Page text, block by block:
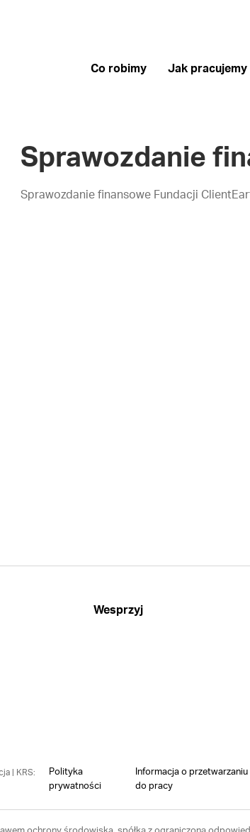
Co robimy Jak pracujemy
Sprawozdanie
Sprawozdanie finansowe Fundacji
Wesprzyj
| KRS:
Polityka
prywatności
Informacja o
do pracy